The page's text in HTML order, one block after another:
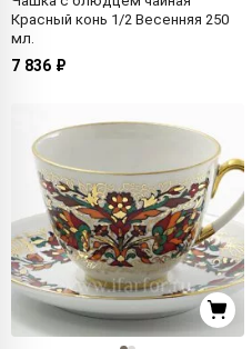
Красный конь 1/2 Весенняя 250
мл.
7 836 ₽